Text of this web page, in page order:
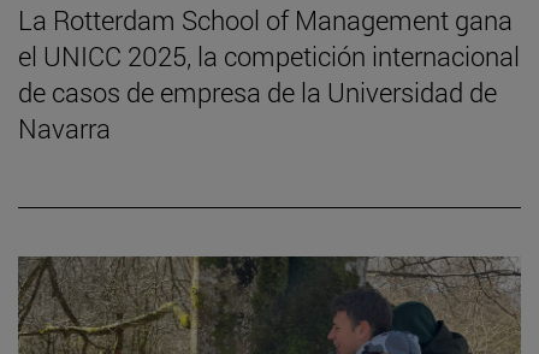
La Rotterdam School of Management gana
el UNICC 2025, la competición internacional
de casos de empresa de la Universidad de
Navarra